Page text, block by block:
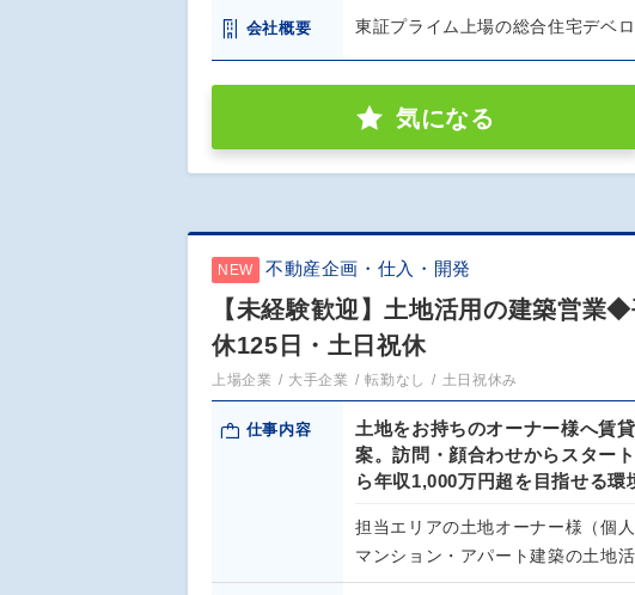
会社概要 東証プライム上場の総合住宅デベ
気になる
NEW 不動産企画・仕入・開発
【未経験歓迎】土地活用の建築営
休125日・土日祝休
上場企業 大手企業 転勤なし 土日祝休み
仕事内容
土地をお持ちのオーナー様へ賃
案。訪問・顔合わせからスター
ら年収1,000万円超を目指せる環
担当エリアの土地オーナー様（個
マンション・アパート建築の土地